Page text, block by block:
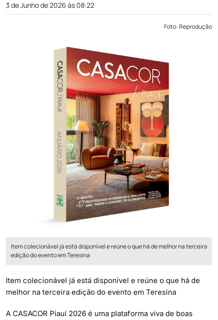
3 de Junho de 2026 às 08:22
Foto: Reprodução
Item colecionável já está disponível e reúne o que há de melhor na terceira
edição do evento em Teresina
Item colecionável já está disponível e reúne o que há de
melhor na terceira edição do evento em Teresina
A CASACOR Piauí 2026 é uma plataforma viva de boas